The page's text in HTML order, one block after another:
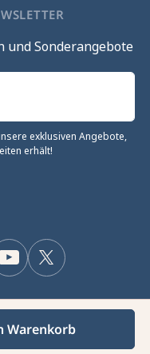
Warenkorb
und Sonderangebote
exklusiven Angebote,
erhält!
Twitter
YouTube